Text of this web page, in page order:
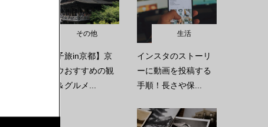
その他
【女子旅in京都】京
都ツウおすすめの観
光地＆グルメ...
生活
インスタのストーリ
ーに動画を投稿する
手順！長さや保...